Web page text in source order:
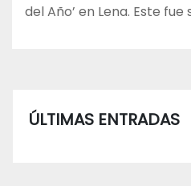
del Año’ en Lena. Este fue
ÚLTIMAS ENTRADAS